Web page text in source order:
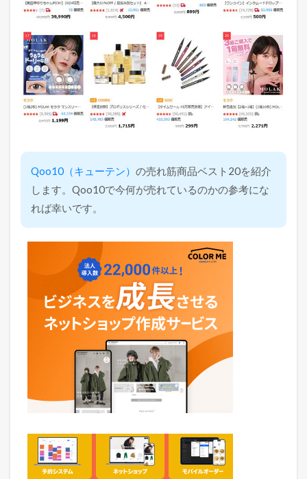
Qoo10（キューテン）の売れ筋商品ベスト20を紹介
します。Qoo10で今何が売れているのかの参考にな
れば幸いです。